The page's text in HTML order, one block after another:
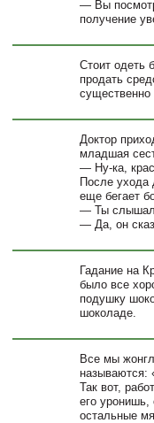
— Вы
получение
Стоит одеть
продать
Доктор
младшая
— Ну-ка,
После ухода
еще бегает
— Ты
— Да, он
Гадание на
было все
подушку
шоколаде.
Все мы
называются:
Так вот,
его уронишь,
остальные